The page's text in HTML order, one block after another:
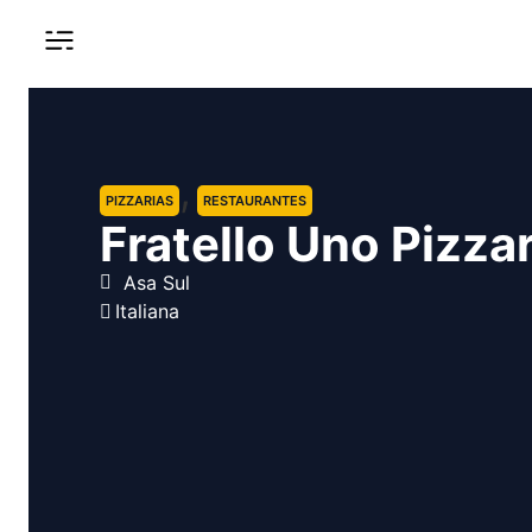
PIZZARIAS , RESTAURANTES
Fratello Uno
Asa Sul
Italiana